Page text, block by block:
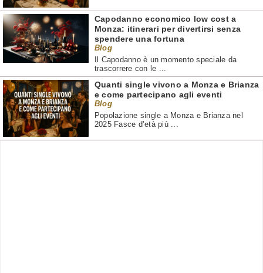
Capodanno economico low cost a
Monza: itinerari per divertirsi senza
spendere una fortuna
Blog
Il Capodanno è un momento speciale da
trascorrere con le ...
Quanti single vivono a Monza e Brianza
e come partecipano agli eventi
Blog
Popolazione single a Monza e Brianza nel
2025 Fasce d’età più ...